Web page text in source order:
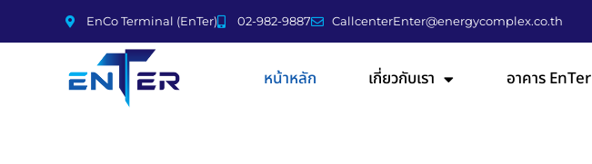
EnCo Terminal (EnTer) 02-982-9887 CallcenterEnter@energycomplex.co.th
หน้าหลัก เกี่ยวกับเรา อาคาร EnTer